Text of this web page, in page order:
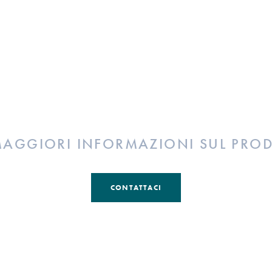
INFORMAZIONI SUL
CONTATTACI